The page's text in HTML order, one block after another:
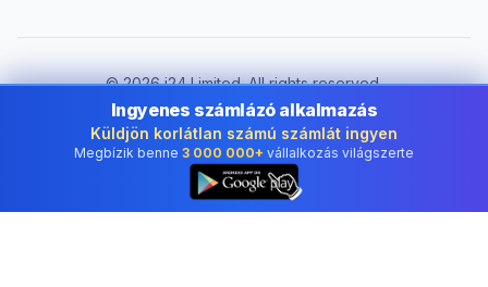
©2026i24 Limited. All rights reserved.
Vállalkozások számára Hungary területén
Ország módosítása:
Hungary
Ingyenes számlázó alkalmazás
Küldjön korlátlan számú számlát ingyen
Megbízik benne 3 000 000+ vállalkozás világszerte
👆